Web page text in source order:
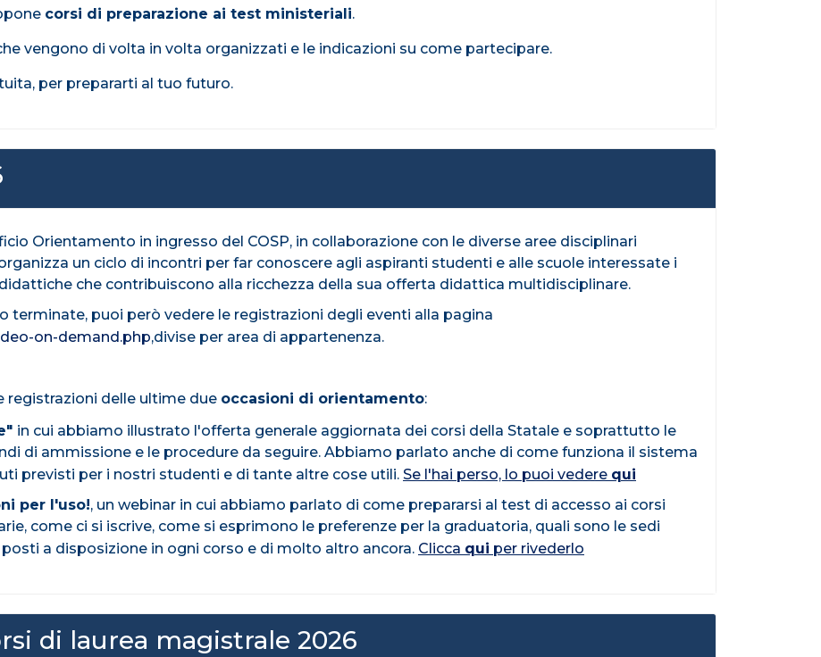
corsi di preparazione ai test ministeriali.
vengono di volta in volta organizzati e le indicazioni su come partecipare.
per prepararti al tuo futuro.
Orientamento in ingresso del COSP, in collaborazione con le diverse aree disciplinari
un ciclo di incontri per far conoscere agli aspiranti studenti e alle scuole interessate i
che contribuiscono alla ricchezza della sua offerta didattica multidisciplinare.
terminate, puoi però vedere le registrazioni degli eventi alla pagina
on-demand.php,divise per area di appartenenza.
registrazioni delle ultime due occasioni di orientamento:
in cui abbiamo illustrato l'offerta generale aggiornata dei corsi della Statale e soprattutto le
di ammissione e le procedure da seguire. Abbiamo parlato anche di come funziona il sistema
previsti per i nostri studenti e di tante altre cose utili. Se l'hai perso, lo puoi vedere qui
per l'uso!, un webinar in cui abbiamo parlato di come prepararsi al test di accesso ai corsi
come ci si iscrive, come si esprimono le preferenze per la graduatoria, quali sono le sedi
a disposizione in ogni corso e di molto altro ancora. Clicca qui per rivederlo
di laurea magistrale 2026